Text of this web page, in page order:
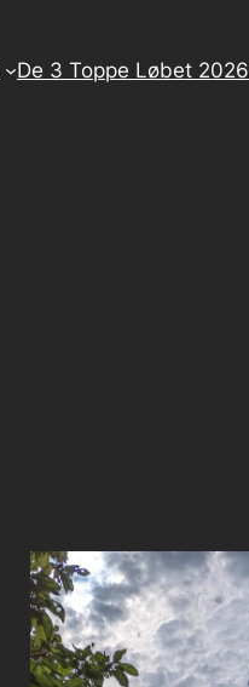
De 3 Toppe Løbet 2026